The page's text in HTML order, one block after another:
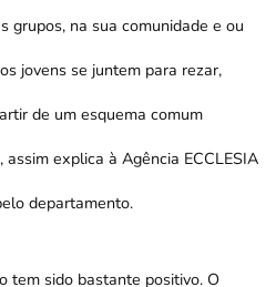
grupos, na sua comunidade e ou
jovens se juntem para rezar,
de um esquema comum
assim explica à Agência ECCLESIA
departamento.
sido bastante positivo. O